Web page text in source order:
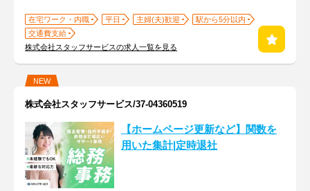
在宅ワーク・内職 平日 主婦(夫)歓迎
駅から5分以内
交通費支給
株式会社スタッフサービスの求人一覧を見る
NEW
株式会社スタッフサービス/37-04360519
【ホームページ更新など】関数を
用いた集計|定時退社